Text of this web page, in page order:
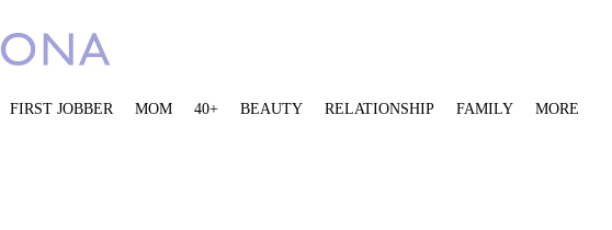
FIRST JOBBER MOM 40+ BEAUTY RELATIONSHIP FAMILY MORE